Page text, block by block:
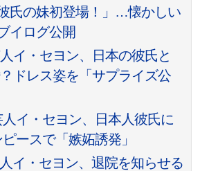
彼氏の妹初登場！」…懐かしい
イログ公開
イ・セヨン、日本の彼氏と
ドレス姿を「サプライズ公
人イ・セヨン、日本人彼氏に
ースで「嫉妬誘発」
イ・セヨン、退院を知らせる